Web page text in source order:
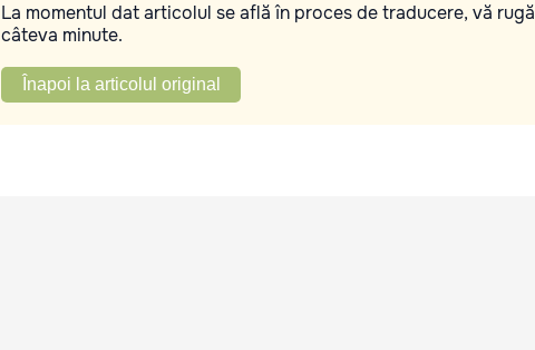
La momentul dat articolul se află în proces de traducere, vă
câteva minute.
Înapoi la articolul original